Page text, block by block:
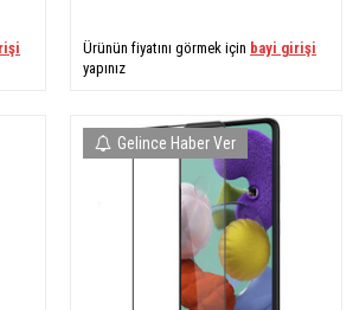
Ürünün fiyatını görmek için bayi girişi
yapınız
Gelince Haber Ver